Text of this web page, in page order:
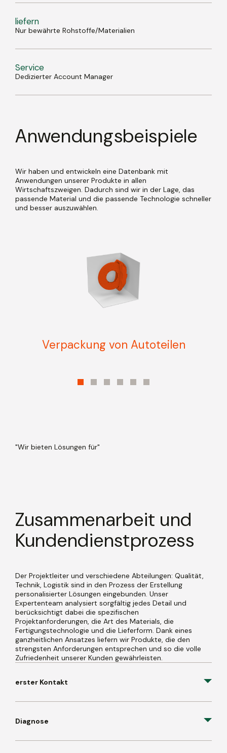
liefern
Nur bewährte Rohstoffe/Materialien
Service
Dedizierter Account Manager
Anwendungsbeispiele
Wir haben und entwickeln eine Datenbank mit
Anwendungen unserer Produkte in allen
Wirtschaftszweigen. Dadurch sind wir in der Lage, das
passende Material und die passende Technologie schneller
und besser auszuwählen.
Verpackung von Autoteilen
"Wir bieten Lösungen für"
Zusammenarbeit und
Kundendienstprozess
Der Projektleiter und verschiedene Abteilungen: Qualität,
Technik, Logistik sind in den Prozess der Erstellung
personalisierter Lösungen eingebunden. Unser
Expertenteam analysiert sorgfältig jedes Detail und
berücksichtigt dabei die spezifischen
Projektanforderungen, die Art des Materials, die
Fertigungstechnologie und die Lieferform. Dank eines
ganzheitlichen Ansatzes liefern wir Produkte, die den
strengsten Anforderungen entsprechen und so die volle
Zufriedenheit unserer Kunden gewährleisten.
erster Kontakt
Diagnose